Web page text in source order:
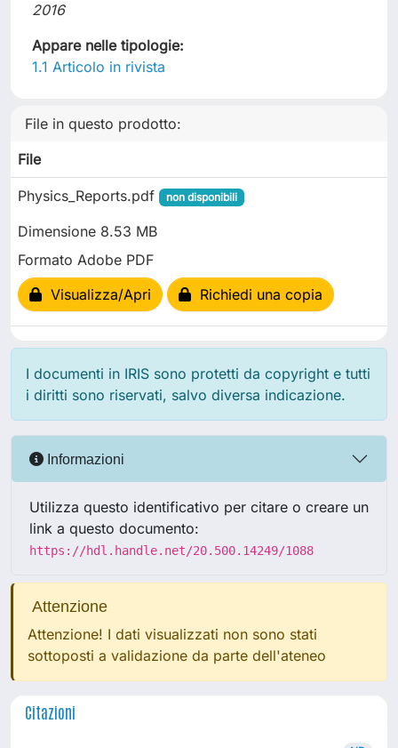
2016
Appare nelle tipologie:
1.1 Articolo in rivista
File in questo prodotto:
File
Physics_Reports.pdf non disponibili
Dimensione 8.53 MB
Formato Adobe PDF
Visualizza/Apri
Richiedi una copia
I documenti in IRIS sono protetti da copyright e tutti
i diritti sono riservati, salvo diversa indicazione.
Informazioni
Utilizza questo identificativo per citare o creare un
link a questo documento:
https://hdl.handle.net/20.500.14249/1088
Attenzione
Attenzione! I dati visualizzati non sono stati
sottoposti a validazione da parte dell'ateneo
Citazioni